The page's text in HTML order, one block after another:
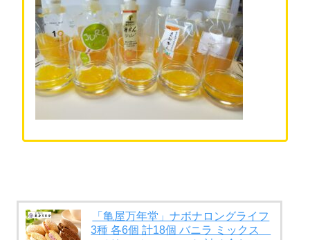
「亀屋万年堂」ナボナロングライフ
3種 各6個 計18個 バニラ ミックス